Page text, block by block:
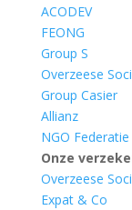
ACODEV
FEONG
Group S
Overzeese
Group Casier
Allianz
NGO Federatie
Onze
Overzeese
Expat & Co